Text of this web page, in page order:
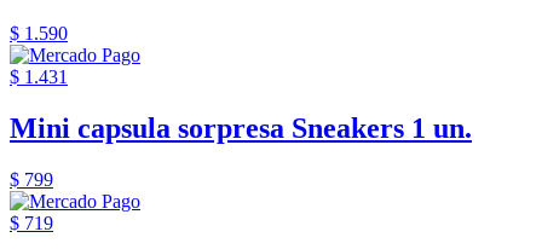
$ 1.590
$ 1.431
Mini capsula sorpresa Sneakers 1 un.
$ 799
$ 719